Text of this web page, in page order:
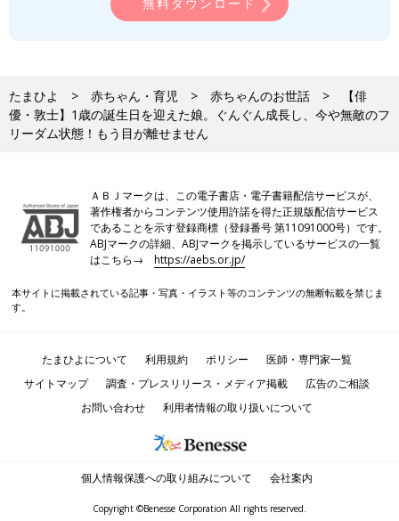
たまひよ 赤ちゃん・育児 赤ちゃんのお世話
【俳
優・敦士】1歳の誕生日を迎えた娘。ぐんぐん成長し、今や無敵のフ
リーダム状態！もう目が離せません
ＡＢＪマークは、この電子書店・電子書籍配信サービスが、
著作権者からコンテンツ使用許諾を得た正規版配信サービス
であることを示す登録商標（登録番号 第11091000号）です。
ABJマークの詳細、ABJマークを掲示しているサービスの一覧
はこちら→https://aebs.or.jp/
本サイトに掲載されている記事・写真・イラスト等のコンテンツの無断転載を禁じま
す。
たまひよについて 利用規約 ポリシー
医師・専門家一覧
サイトマップ
調査・プレスリリース・メディア掲載
広告のご相談
お問い合わせ
利用者情報の取り扱いについて
個人情報保護への取り組みについて 会社案内
Copyright ©Benesse Corporation All rights reserved.